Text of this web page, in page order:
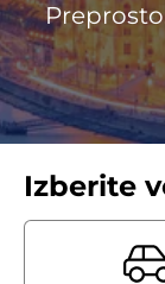
Izberite